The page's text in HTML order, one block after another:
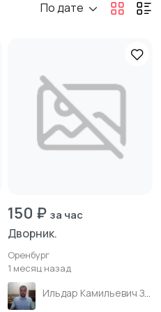
По дате
150 ₽ за час
Дворник.
Оренбург
1 месяц назад